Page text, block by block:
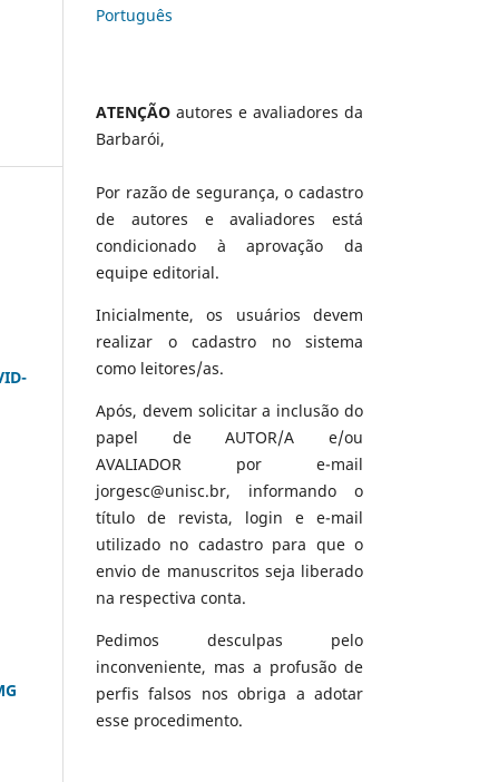
Português
ATENÇÃO autores e avaliadores da
Barbarói,
Por razão de segurança, o cadastro
de autores e avaliadores está
condicionado à aprovação da
equipe editorial.
Inicialmente, os usuários devem
realizar o cadastro no sistema
como leitores/as.
Após, devem solicitar a inclusão do
papel de AUTOR/A e/ou
AVALIADOR por e-mail
jorgesc@unisc.br, informando o
título de revista, login e e-mail
utilizado no cadastro para que o
envio de manuscritos seja liberado
na respectiva conta.
Pedimos desculpas pelo
inconveniente, mas a profusão de
perfis falsos nos obriga a adotar
esse procedimento.